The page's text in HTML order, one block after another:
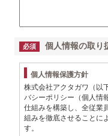
必須 個人情報の取り
個人情報保護方針
株式会社アクタガワ（以
バシーポリシー（個人情
仕組みを構築し、全従業
組みを徹底させることに
す。